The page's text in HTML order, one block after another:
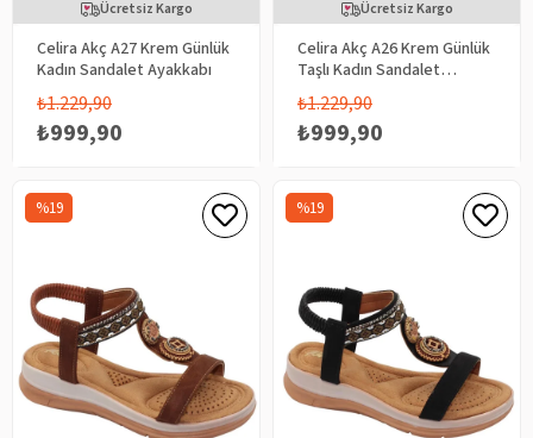
Celira Akç A27 Krem Günlük
Kadın Sandalet Ayakkabı
₺999,90
₺1.229,90
Ücretsiz Kargo
Celira Akç A26 Krem Günlük
Taşlı Kadın Sandalet
Ayakkabı
₺999,90
₺1.229,90
Ücretsiz Kargo
%19 %19